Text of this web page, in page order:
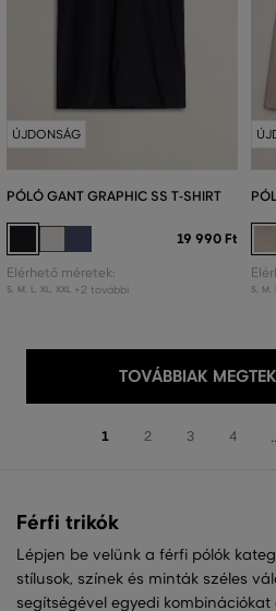
ÚJDONSÁG
PÓLÓ GANT GRAPHIC SS T-SHIRT
19 990 Ft
Elérhető méretek:
S, M L, XL, XXL +2 további S, M
TOVÁBBIAK
1 2 3 4
Férfi trikók
Lépjen be velünk a férfi pólók
stílusok, színek és minták széles
segítségével egyedi